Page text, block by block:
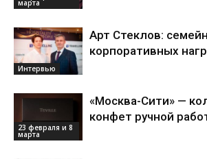
марта
Интервью
Арт Стеклов:
корпоративных
23 февраля и 8
марта
«Москва-Сити» —
конфет ручной